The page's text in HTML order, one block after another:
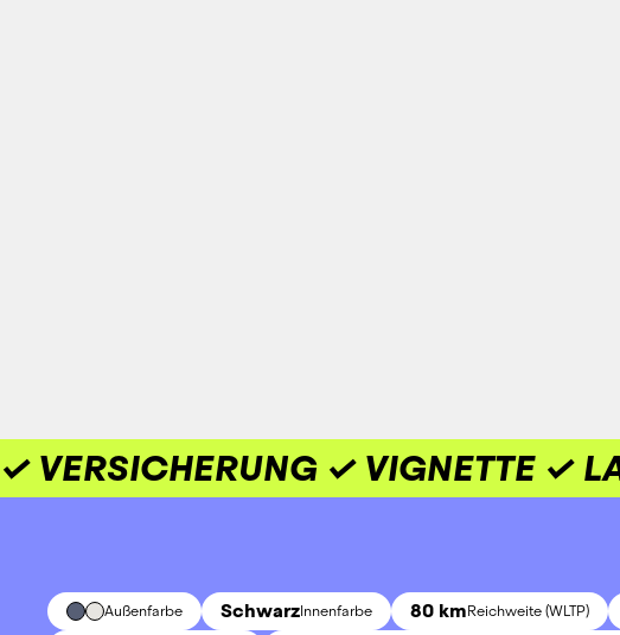
✓ VERSICHERUNG ✓ VIGNETTE ✓
Außenfarbe SchwarzInnenfarbe 80 kmReichweite (WLTP)